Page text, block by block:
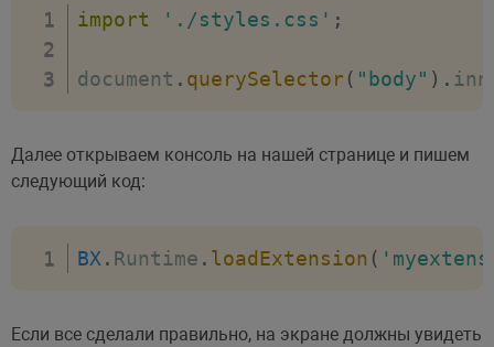
import './styles.css' ;
document . querySelector ( "body" ) .
Далее открываем консоль на нашей странице и пишем
следующий код:
BX. Runtime . loadExtension (
Если все сделали правильно, на экране должны увидеть